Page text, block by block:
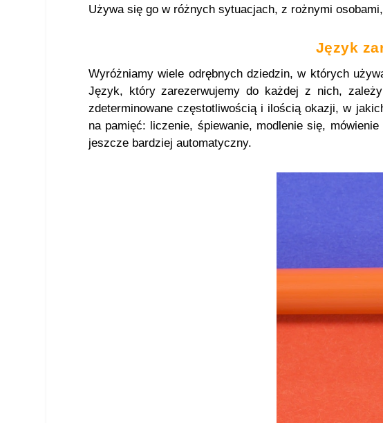
Używa się go w różnych sytuacjach, z rożnymi
Język
Wyróżniamy wiele odrębnych dziedzin, w których
Język, który zarezerwujemy do każdej z nich,
zdeterminowane częstotliwością i ilością okazji, w
na pamięć: liczenie, śpiewanie, modlenie się,
jeszcze bardziej automatyczny.